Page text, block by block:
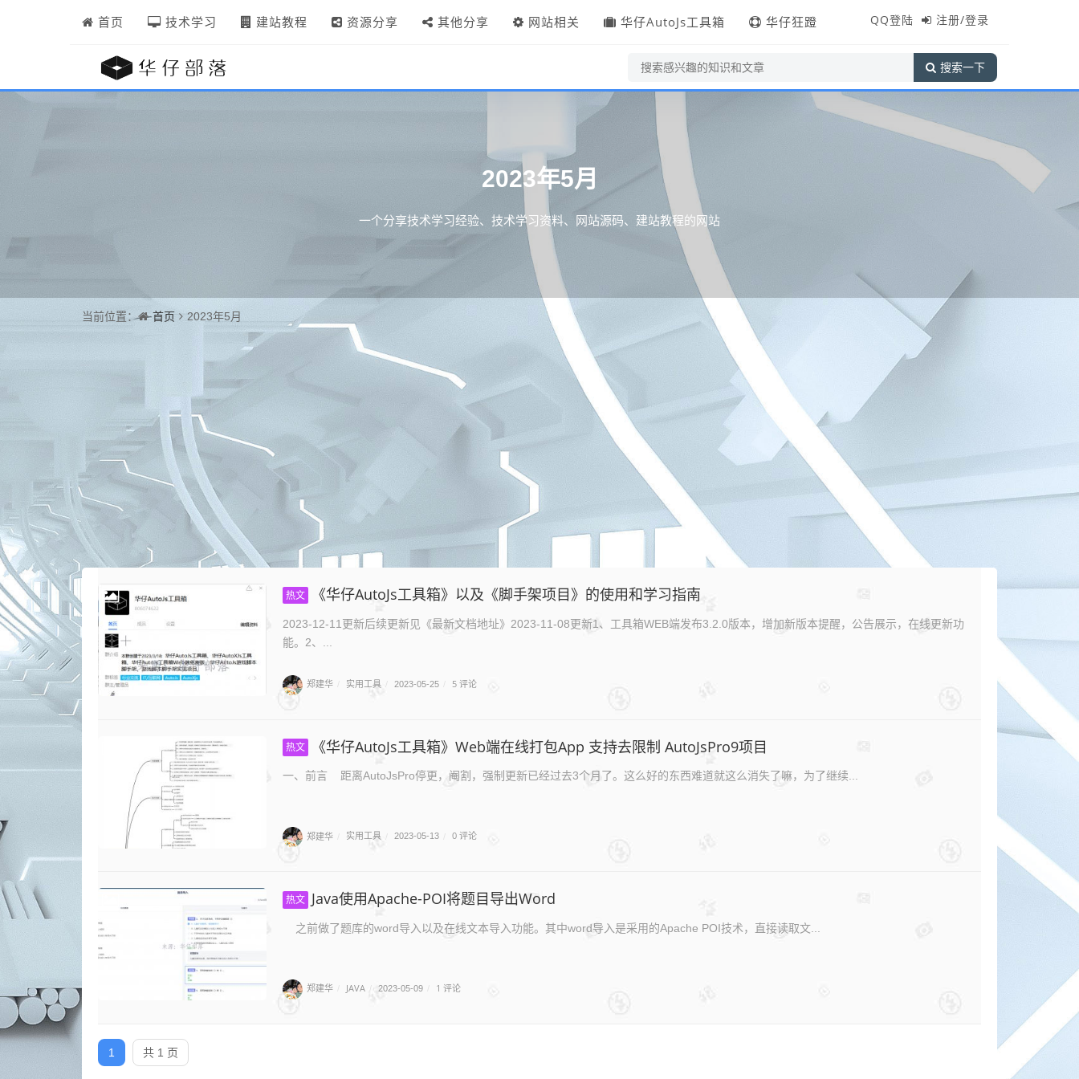
首页 技术学习 建站教程 资源分享 其他分享 网站相关 华仔AutoJs工具箱 华仔狂蹬 QQ登陆 注册/登录
搜索一下
2023年5月
一个分享技术学习经验、技术学习资料、网站源码、建站教程的网站
当前位置： 首页 2023年5月
热文 《华仔AutoJs工具箱》以及《脚手架项目》的使用和学习指南
2023-12-11更新后续更新见《最新文档地址》2023-11-08更新1、工具箱WEB端发布3.2.0版本，增加新版本提醒，公告展示，在线更新功
能。2、...
郑建华 实用工具 2023-05-25 5 评论
热文 《华仔AutoJs工具箱》Web端在线打包App 支持去限制 AutoJsPro9项目
一、前言 距离AutoJsPro停更，阉割，强制更新已经过去3个月了。这么好的东西难道就这么消失了嘛，为了继续...
郑建华 实用工具 2023-05-13 0 评论
热文 Java使用Apache-POI将题目导出Word
之前做了题库的word导入以及在线文本导入功能。其中word导入是采用的Apache POI技术，直接读取文...
郑建华 JAVA 2023-05-09 1 评论
1 共 1 页